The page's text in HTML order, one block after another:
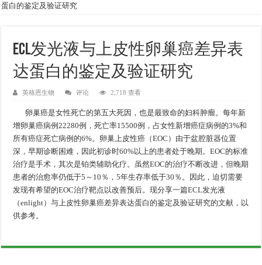
蛋白的鉴定及验证研究
ECL发光液与上皮性卵巢癌差异表
达蛋白的鉴定及验证研究
英格恩生物 评论 2,718 查看
卵巢癌是女性死亡的第五大死因，也是最致命的妇科肿瘤。每年新
增卵巢癌病例22280例，死亡率15500例，占女性新增癌症病例的3%和
所有癌症死亡病例的6%。卵巢上皮性癌（EOC）由于盆腔脏器位置
深，早期诊断困难，因此初诊时60%以上的患者处于晚期。EOC的标准
治疗是手术，其次是铂类辅助化疗。虽然EOC的治疗不断改进，但晚期
患者的治愈率仍低于5～10％，5年生存率低于30％。因此，迫切需要
发现有希望的EOC治疗靶点以改善预后。现分享一篇ECL发光液
（enlight）与上皮性卵巢癌差异表达蛋白的鉴定及验证研究的文献，以
供参考。